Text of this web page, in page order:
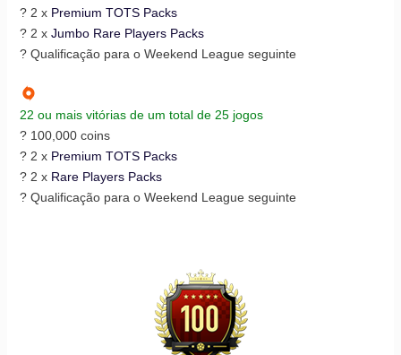
? 2 x Premium TOTS Packs
? 2 x Jumbo Rare Players Packs
? Qualificação para o Weekend League seguinte
22 ou mais vitórias de um total de 25 jogos
? 100,000 coins
? 2 x Premium TOTS Packs
? 2 x Rare Players Packs
? Qualificação para o Weekend League seguinte